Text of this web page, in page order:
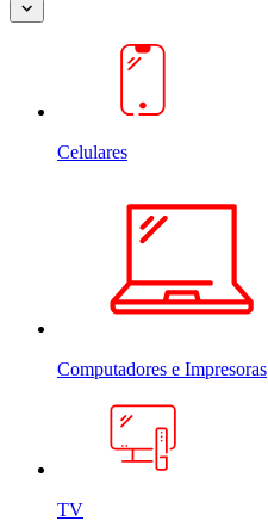
Celulares
Computadores e Impresoras
TV